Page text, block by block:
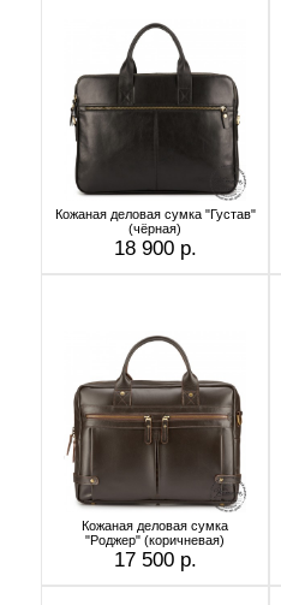
Кожаная деловая сумка "Густав"
(чёрная)
18 900 р.
Кожаная деловая сумка
"Роджер" (коричневая)
17 500 р.